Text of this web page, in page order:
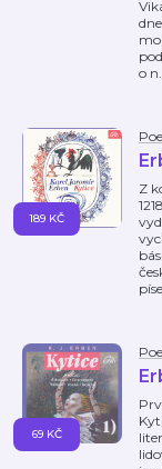
o n
Z
189 KČ
69 KČ